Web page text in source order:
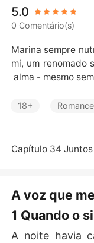
Baixar App
Bilionários
Contos Curtos
5.0
0 Comentário(s)
Marina sempre
mi, um renomado
alma - mesmo
o, o improvável
ra o que sente.
18+ Romance
Capítulo 34 Juntos
A voz que
1 Quando o
A noite havia